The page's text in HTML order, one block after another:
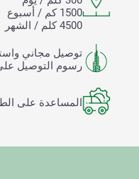
1500 كم / أسبوع
4500 كلم / الشهر
توصيل مجاني
رسوم التوصيل على
المساعدة على